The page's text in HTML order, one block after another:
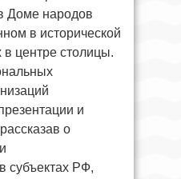
Доме народов
в исторической
центре столицы.
и
о
субъектах РФ,